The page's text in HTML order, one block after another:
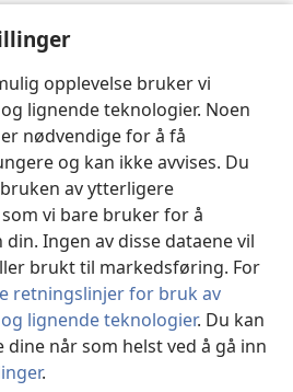
opplevelse bruker vi
lignende teknologier. Noen
nødvendige for å få
og kan ikke avvises. Du
av ytterligere
vi bare bruker for å
Ingen av disse dataene vil
brukt til markedsføring. For
retningslinjer for bruk av
lignende teknologier. Du kan
når som helst ved å gå inn
.
den Gud som fødte deg.
forkastet han dem,
døtre hadde krenket ham.
vil skjule mitt ansikt for dem.
det går med dem.
generasjon, k
er trofasthet i. l
med det som ikke er en
med sine verdiløse